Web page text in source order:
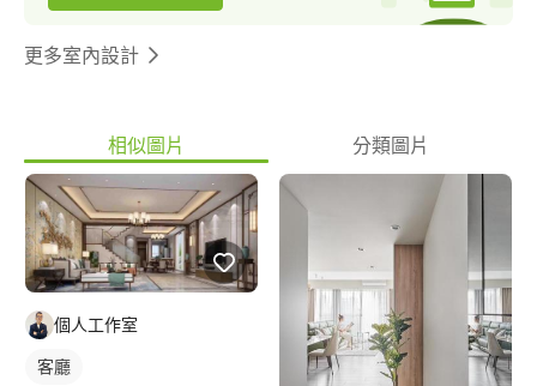
更多室內設計
相似圖片 分類圖片
個人工作室
客廳